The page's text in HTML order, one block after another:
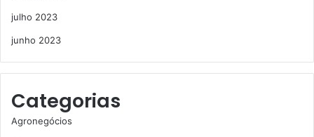
julho 2023
junho 2023
Categorias
Agronegócios